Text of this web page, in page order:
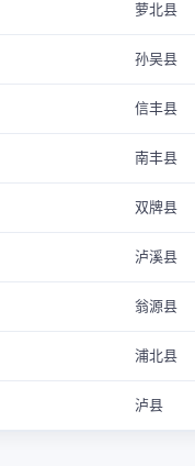
萝北县
孙吴县
信丰县
南丰县
双牌县
泸溪县
翁源县
浦北县
泸县